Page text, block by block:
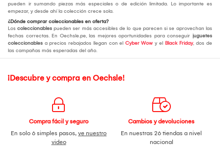
pueden ir sumando piezas más especiales o de edición limitada. Lo importante es
empezar, y desde ahí la colección crece sola.
¿Dónde comprar coleccionables en oferta?
Los coleccionables pueden ser más accesibles de lo que parecen si se aprovechan las
fechas correctas. En Oechsle.pe, las mejores oportunidades para conseguir juguetes
coleccionables a precios rebajados llegan con el Cyber Wow y el Black Friday, dos de
las campañas más esperadas del año.
¡Descubre y compra en Oechsle!
Compra fácil y seguro
En solo 6 simples pasos, ve nuestro
video
Cambios y devoluciones
En nuestras 26 tiendas a nivel
nacional